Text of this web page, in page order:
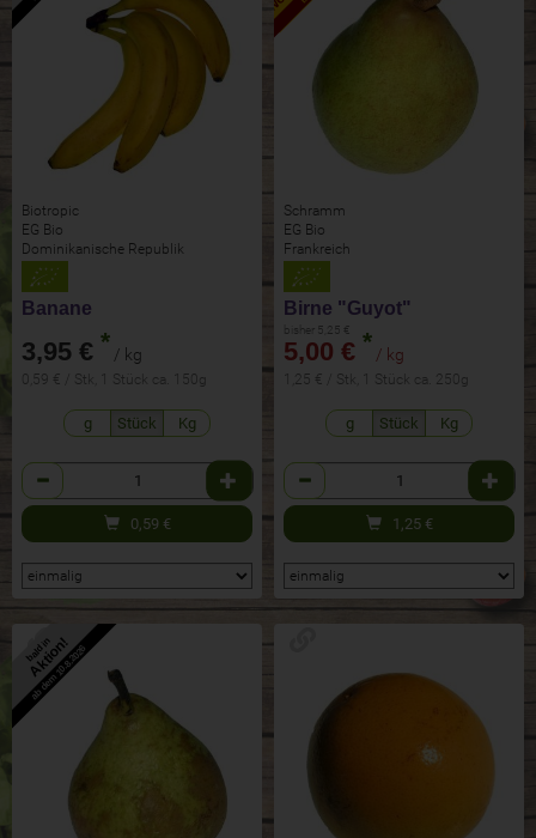
Biotropic
EG Bio
Dominikanische Republik
Banane
3,95 € * / kg
0,59 € / Stk, 1 Stück ca. 150g
g Stück Kg
Anzahl
0,59 €
Schramm
EG Bio
Frankreich
Birne "Guyot"
bisher 5,25 €
5,00 € * / kg
1,25 € / Stk, 1 Stück ca. 250g
g Stück Kg
Anzahl
1,25 €
bald in
Aktion!
ab dem 10.8.2026